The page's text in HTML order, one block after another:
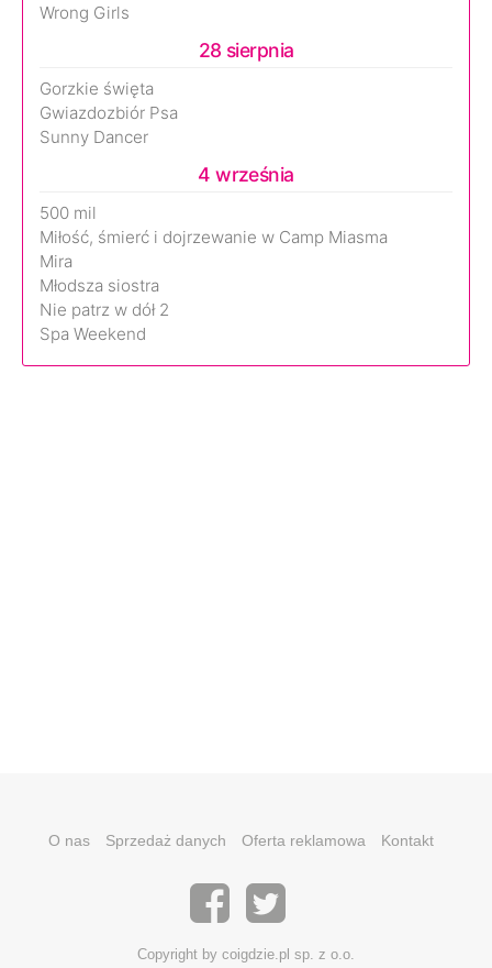
Wrong Girls
28 sierpnia
Gorzkie święta
Gwiazdozbiór Psa
Sunny Dancer
4 września
500 mil
Miłość, śmierć i dojrzewanie w Camp Miasma
Mira
Młodsza siostra
Nie patrz w dół 2
Spa Weekend
O nas Sprzedaż danych Oferta reklamowa Kontakt
Copyright by coigdzie.pl sp. z o.o.